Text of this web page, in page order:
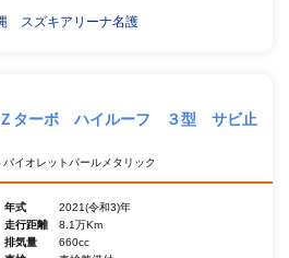
スズキアリーナ名護
Ｚターボ ハイルーフ ３型 サビ止
イオレットパールメタリック
年式
2021(令和3)年
走行距離
8.1万Km
排気量
660cc